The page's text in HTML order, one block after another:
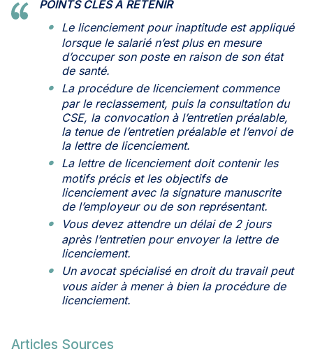
POINTS CLÉS À RETENIR
Le licenciement pour inaptitude est appliqué
lorsque le salarié n’est plus en mesure
d’occuper son poste en raison de son état
de santé.
La procédure de licenciement commence
par le reclassement, puis la consultation du
CSE, la convocation à l’entretien préalable,
la tenue de l’entretien préalable et l’envoi de
la lettre de licenciement.
La lettre de licenciement doit contenir les
motifs précis et les objectifs de
licenciement avec la signature manuscrite
de l’employeur ou de son représentant.
Vous devez attendre un délai de 2 jours
après l’entretien pour envoyer la lettre de
licenciement.
Un avocat spécialisé en droit du travail peut
vous aider à mener à bien la procédure de
licenciement.
Articles Sources